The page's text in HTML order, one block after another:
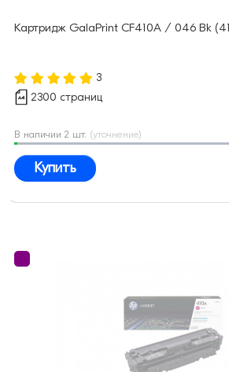
Картридж GalaPrint CF410A / 046 Bk
3
2300 страниц
В наличии 2 шт. (уточнение)
Купить